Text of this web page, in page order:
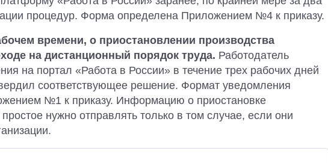
процедур. Форма определена Приложением №4 к приказу.
времени, о приостановлении производства
на дистанционный порядок труда. Работодатель
на портал «Работа в России» в течение трех рабочих дней
соответствующее решение. Формат уведомления
№1 к приказу. Информацию о приостановке
нужно отправлять только в том случае, если они